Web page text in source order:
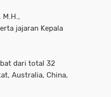
M.H.,
jajaran Kepala
dari total 32
Australia, China,